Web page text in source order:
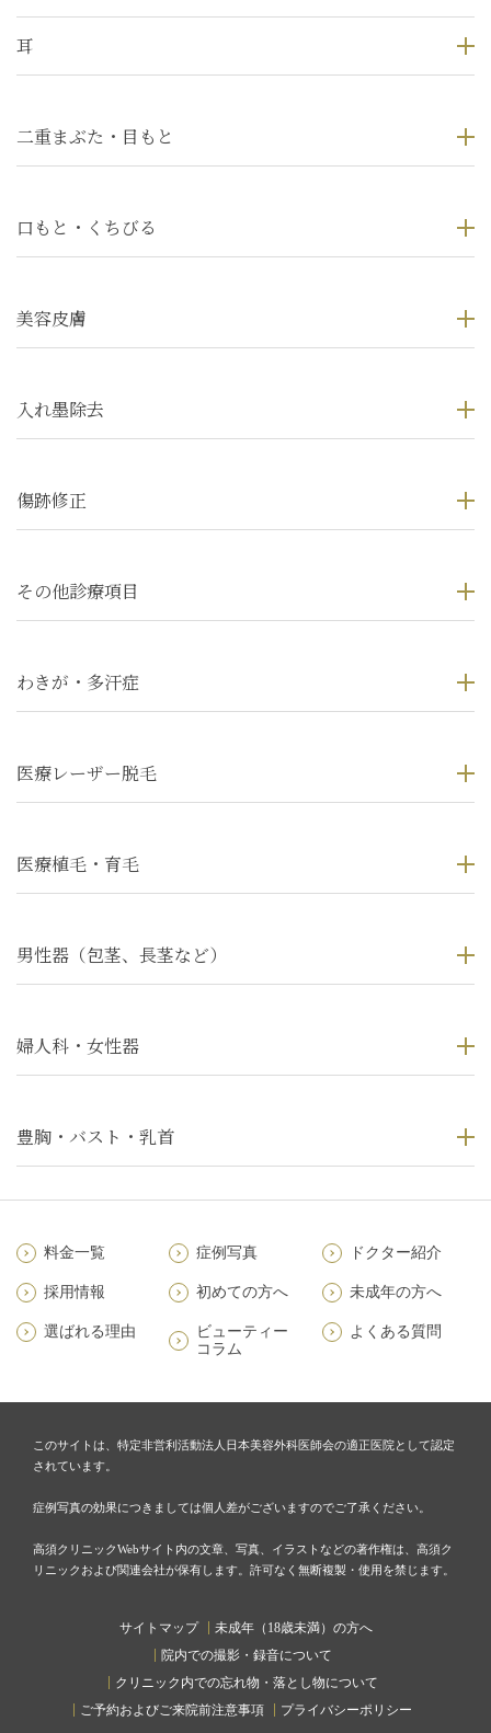
耳
二重まぶた・目もと
口もと・くちびる
美容皮膚
入れ墨除去
傷跡修正
その他診療項目
わきが・多汗症
医療レーザー脱毛
医療植毛・育毛
男性器（包茎、長茎など）
婦人科・女性器
豊胸・バスト・乳首
料金一覧 症例写真 ドクター紹介
採用情報 初めての方へ 未成年の方へ
選ばれる理由
ビューティー
コラム
よくある質問
このサイトは、特定非営利活動法人日本美容外科医師会の適正医院として認定
されています。
症例写真の効果につきましては個人差がございますのでご了承ください。
高須クリニックWebサイト内の文章、写真、イラストなどの著作権は、高須ク
リニックおよび関連会社が保有します。許可なく無断複製・使用を禁じます。
サイトマップ
未成年（18歳未満）の方へ
院内での撮影・録音について
クリニック内での忘れ物・落とし物について
ご予約およびご来院前注意事項
プライバシーポリシー